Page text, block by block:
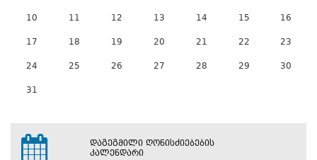
10 11 12 13 14 15 16
17 18 19 20 21 22 23
24 25 26 27 28 29 30
31
დაგეგმილი ღონისძიებების
კალენდარი